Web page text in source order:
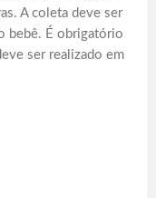
A coleta deve ser
bebê. É obrigatório
ser realizado em